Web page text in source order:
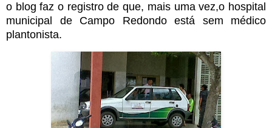
o blog faz o registro de que, mais uma vez,o hospital
municipal de Campo Redondo está sem médico
plantonista.